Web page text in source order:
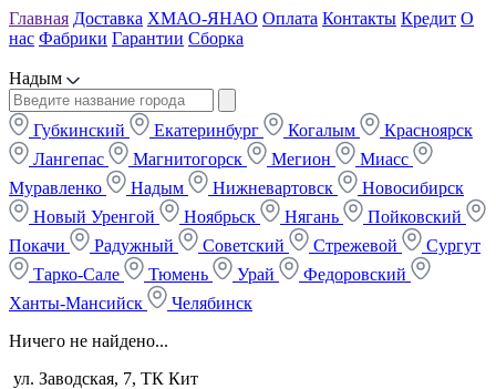
Главная Доставка ХМАО-ЯНАО Оплата Контакты Кредит О
нас Фабрики Гарантии Сборка
Надым
Губкинский Екатеринбург Когалым
Красноярск
Лангепас
Магнитогорск Мегион
Миасс
Муравленко
Надым Нижневартовск
Новосибирск
Новый Уренгой
Ноябрьск Нягань
Пойковский
Покачи
Радужный Советский Стрежевой
Сургут
Тарко-Сале
Тюмень Урай
Федоровский
Ханты-Мансийск
Челябинск
Ничего не найдено...
ул. Заводская, 7, ТК Кит